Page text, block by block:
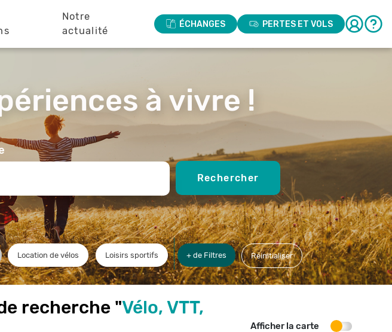
Notre
actualité
ÉCHANGES PERTES ET VOLS
à vivre !
Rechercher
Location de vélos Loisirs sportifs + de Filtres Réinitialiser
recherche "Vélo, VTT,
Afficher la carte